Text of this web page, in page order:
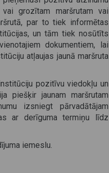
grozītam maršrutam vai
par to tiek informētas
un tām tiek nosūtīts
dokumentiem, lai
atļaujas jaunā maršruta
pozitīvu viedokļu un
piešķir jaunam maršrutam
izsniegt pārvadātājam
ar derīguma termiņu līdz
iemeslu.